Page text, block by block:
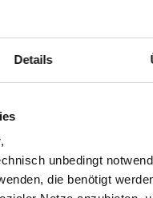
Details
unbedingt
die benötigt